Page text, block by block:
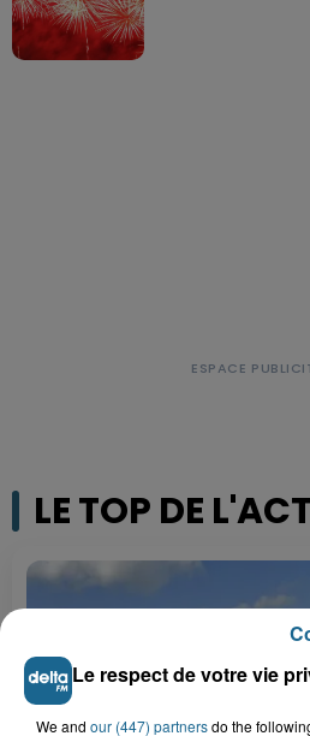
LE TOP DE
Le respect de votre vie
We and our (447) partnersdo the